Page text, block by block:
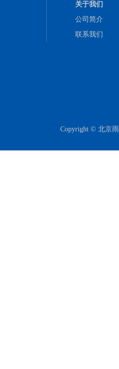
关于我们
公司简介
联系我们
Copyright © 北京